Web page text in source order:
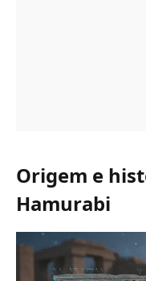
Origem e
Hamurabi